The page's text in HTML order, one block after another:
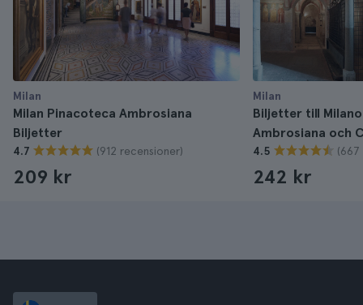
Milan
Milan Pinacoteca Ambrosiana
Biljetter
4.7 (912 recensioner)
209 kr
Milan
Biljetter till
Ambrosiana och
4.5 (667
242 kr